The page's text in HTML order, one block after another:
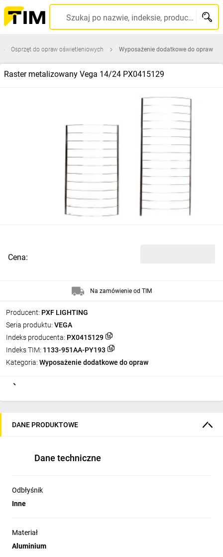
Szukaj po nazwie, indeksie, producencie, kodzie kreskowym...
Osprzęt do opraw oświetleniowych Wyposażenie dodatkowe do opraw
Raster metalizowany Vega 14/24 PX0415129
Producent: PXF LIGHTING
Seria produktu: VEGA
Indeks producenta: PX0415129
Indeks TIM: 1133-951AA-PY193
Kategoria: Wyposażenie dodatkowe do opraw
Cena:
Na zamówienie od TIM
DANE PRODUKTOWE
Dane techniczne
Odbłyśnik
Inne
Materiał
Aluminium